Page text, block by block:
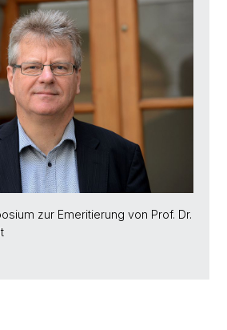
zur Emeritierung von Prof. Dr.